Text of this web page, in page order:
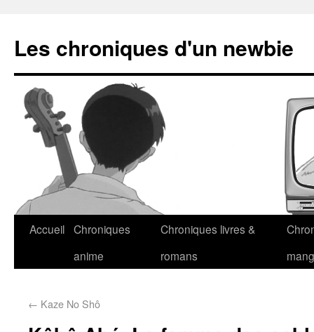
Les chroniques d'un newbie
Accueil Chroniques
anime
Chroniques livres &
romans
← Kaze No Shô